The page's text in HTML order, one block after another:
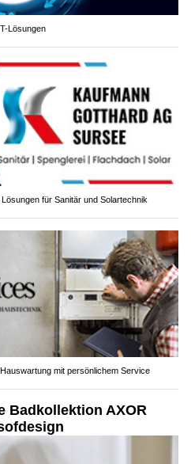
Lösungen
für Sanitär und Solartechnik
mit persönlichem Service
Badkollektion AXOR